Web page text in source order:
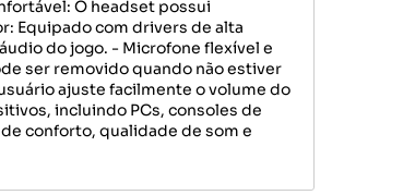
O headset possui
Equipado com drivers de alta
do jogo. - Microfone flexível e
ser removido quando não estiver
ajuste facilmente o volume do
incluindo PCs, consoles de
conforto, qualidade de som e